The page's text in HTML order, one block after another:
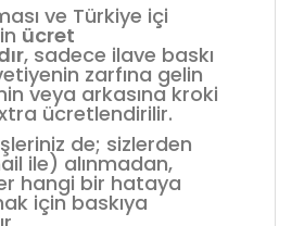
ve Türkiye içi
ücret
, sadece ilave baskı
zarfına gelin
veya arkasına kroki
ücretlendirilir.
de; sizlerden
ile) alınmadan,
hangi bir hataya
için baskıya